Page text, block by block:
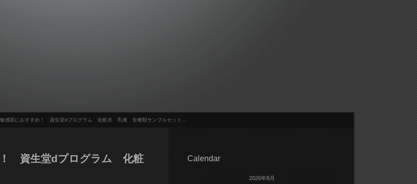
敏感肌におすすめ！ 資生堂dプログラム 化粧水 乳液 全種類サンプルセット...
！ 資生堂dプログラム 化粧
Calendar
2026年8月